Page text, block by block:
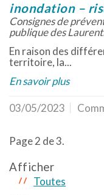
inondation –
Consignes de
publique des
En raison des
territoire, la...
En savoir plus
03/05/2023
Page 2 de 3.
Afficher
Toutes